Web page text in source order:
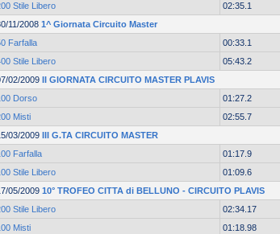
Stile Libero
02:35.1
11/2008 1^ Giornata Circuito Master
Farfalla
00:33.1
Stile Libero
05:43.2
02/2009 II GIORNATA CIRCUITO MASTER PLAVIS
Dorso
01:27.2
Misti
02:55.7
03/2009 III G.TA CIRCUITO MASTER
Farfalla
01:17.9
Stile Libero
01:09.6
05/2009 10° TROFEO CITTA di BELLUNO - CIRCUITO PLAVIS
Stile Libero
02:34.17
Misti
01:18.98